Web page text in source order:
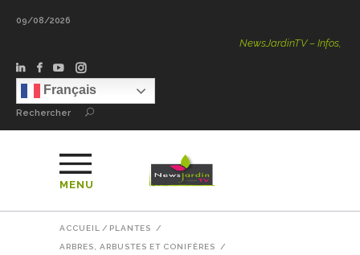
09/08/2026
NewsJardinTV – Infos, Conseils,
Français
Rechercher
MENU
ACCUEIL / PLANTES /
ARBRES, ARBUSTES ET CONIFÈRES /